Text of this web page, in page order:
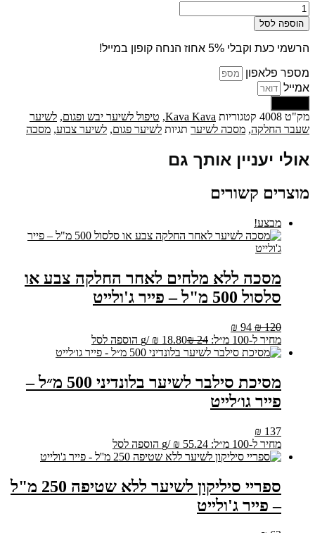
כמות
של
מסכת
הזנה
שניות
אינטנסיבית
במיוחד
-
קווה
קווה
הוספה לסל
הרשמי כעת וקבלי 5% אחוז הנחה קופון במייל!
מספר פלאפון
אמייל
מק"ט 4008 קטגוריות Kava Kava
, טיפול לשיער יבש ופגום, לשיער
שעבר החלקה, מסכה לשיער תגיות לשיער פגום, לשיער צבוע, מסכה
אולי יעניין אותך גם
מוצרים קשורים
מבצע!
מסכה ללא מלחים לאחר החלקה צבע או
סלסול 500 מ"ל – פייר ג'ולייט
₪120
המחיר
המקורי
היה:
₪ 94
הנוכחי
הוא:
מחיר ל-100 מ״ל: ₪24
₪ 18.80
/
g הוספה לסל
מסיכת סילבר לשיער בלונדיני 500 מ״ל –
פייר גו׳לייט
₪ 137
מחיר ל-100 מ״ל:
₪ 55.24
/
g הוספה לסל
ספריי סיליקון לשיער ללא שטיפה 250 מ"ל
– פייר ג'ולייט